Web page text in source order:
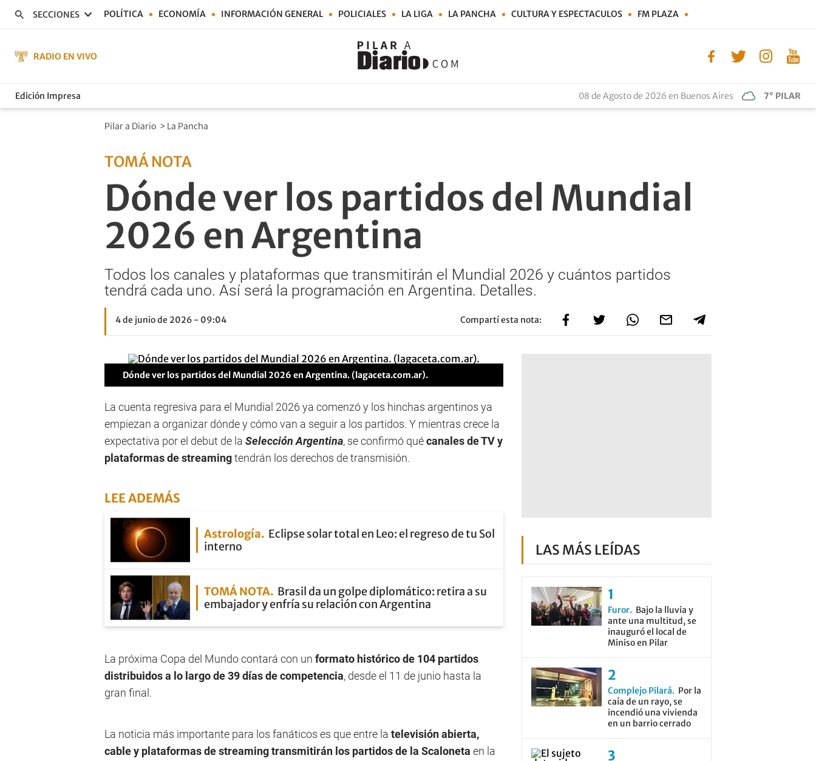
SECCIONES POLÍTICA ECONOMÍA INFORMACIÓN GENERAL POLICIALES LA LIGA LA PANCHA CULTURA Y ESPECTACULOS FM PLAZA
RADIO EN VIVO
Edición Impresa 08 de Agosto de 2026 en Buenos Aires 7° PILAR
Pilar a Diario > La Pancha
TOMÁ NOTA
Dónde ver los partidos del Mundial
2026 en Argentina
Todos los canales y plataformas que transmitirán el Mundial 2026 y cuántos partidos
tendrá cada uno. Así será la programación en Argentina. Detalles.
4 de junio de 2026 - 09:04 Compartí esta nota:
Dónde ver los partidos del Mundial 2026 en Argentina. (lagaceta.com.ar).
La cuenta regresiva para el Mundial 2026 ya comenzó y los hinchas argentinos ya
empiezan a organizar dónde y cómo van a seguir a los partidos. Y mientras crece la
expectativa por el debut de la Selección Argentina, se confirmó quécanales de TV y
plataformas de streamingtendrán los derechos de transmisión.
LEE ADEMÁS
Astrología
Eclipse solar total en Leo: el regreso de tu Sol
interno
TOMÁ NOTA Brasil da un golpe diplomático: retira a su
embajador y enfría su relación con Argentina
La próxima Copa del Mundo contará con un formato histórico de 104 partidos
distribuidos a lo largo de 39 días de competencia, desde el 11 de junio hasta la
gran final.
La noticia más importante para los fanáticos es que entre la televisión abierta,
cable y plataformas de streaming transmitirán los partidos de la Scaloneta en la
LAS MÁS LEÍDAS
Furor
Bajo la lluvia y
ante una multitud, se
inauguró el local de
Miniso en Pilar
Complejo Pilará
Por la
caía de un rayo, se
incendió una vivienda
en un barrio cerrado